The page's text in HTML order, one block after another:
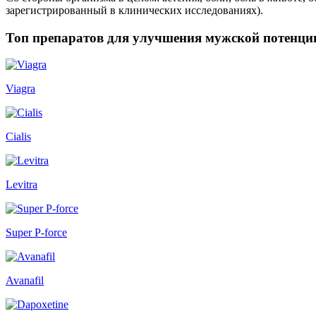
зарегистрированный в клинических исследованиях).
Топ препаратов для улучшения мужской
Viagra
Cialis
Levitra
Super P-force
Avanafil